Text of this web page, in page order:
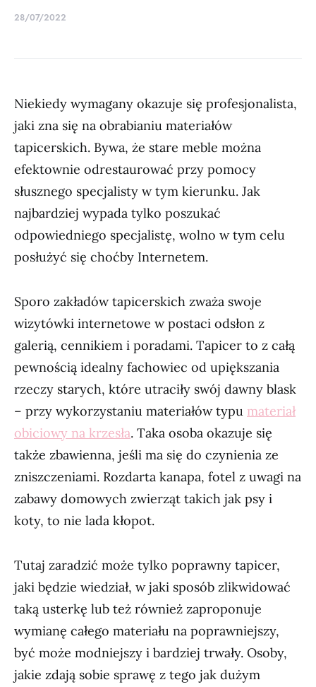
28/07/2022
Niekiedy wymagany okazuje się profesjonalista,
jaki zna się na obrabianiu materiałów
tapicerskich. Bywa, że stare meble można
efektownie odrestaurować przy pomocy
słusznego specjalisty w tym kierunku. Jak
najbardziej wypada tylko poszukać
odpowiedniego specjalistę, wolno w tym celu
posłużyć się choćby Internetem.
Sporo zakładów tapicerskich zważa swoje
wizytówki internetowe w postaci odsłon z
galerią, cennikiem i poradami. Tapicer to z całą
pewnością idealny fachowiec od upiększania
rzeczy starych, które utraciły swój dawny blask
– przy wykorzystaniu materiałów typu materiał
obiciowy na krzesła. Taka osoba okazuje się
także zbawienna, jeśli ma się do czynienia ze
zniszczeniami. Rozdarta kanapa, fotel z uwagi na
zabawy domowych zwierząt takich jak psy i
koty, to nie lada kłopot.
Tutaj zaradzić może tylko poprawny tapicer,
jaki będzie wiedział, w jaki sposób zlikwidować
taką usterkę lub też również zaproponuje
wymianę całego materiału na poprawniejszy,
być może modniejszy i bardziej trwały. Osoby,
jakie zdają sobie sprawę z tego jak dużym